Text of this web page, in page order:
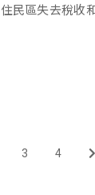
民區失去稅收
3 4